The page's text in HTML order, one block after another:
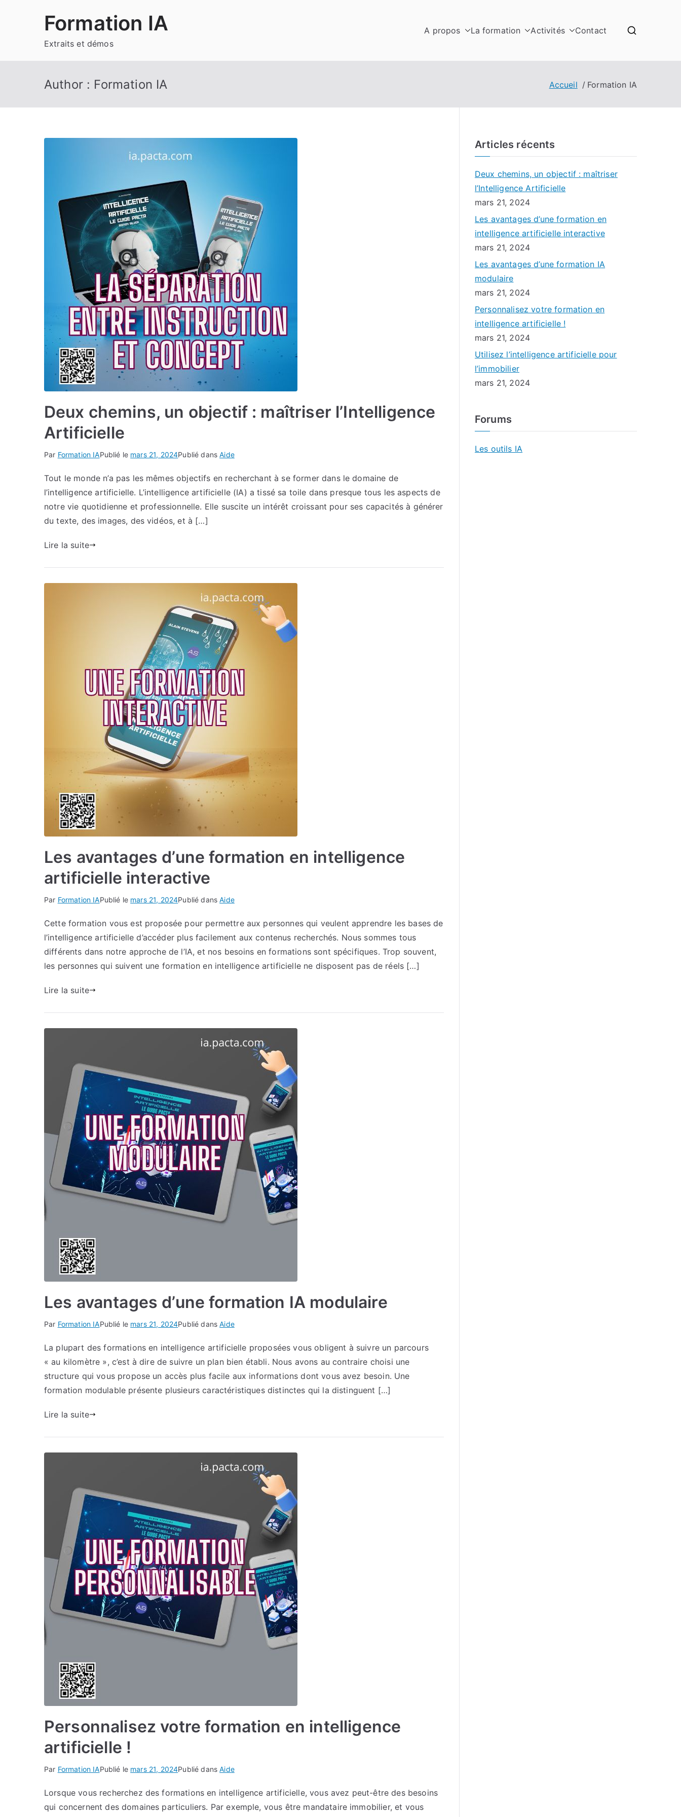
Formation IA
Extraits et démos
A propos La formation Activités Contact
Author : Formation IA Accueil Formation IA
Deux chemins, un objectif : maîtriser l’Intelligence
Artificielle
Par Formation IAPublié le mars 21, 2024Publié dansAide
Tout le monde n’a pas les mêmes objectifs en recherchant à se former dans le domaine de
l’intelligence artificielle. L’intelligence artificielle (IA) a tissé sa toile dans presque tous les aspects de
notre vie quotidienne et professionnelle. Elle suscite un intérêt croissant pour ses capacités à générer
du texte, des images, des vidéos, et à […]
Lire la suite
Les avantages d’une formation en intelligence
artificielle interactive
Par Formation IAPublié le mars 21, 2024Publié dansAide
Cette formation vous est proposée pour permettre aux personnes qui veulent apprendre les bases de
l’intelligence artificielle d’accéder plus facilement aux contenus recherchés. Nous sommes tous
différents dans notre approche de l’IA, et nos besoins en formations sont spécifiques. Trop souvent,
les personnes qui suivent une formation en intelligence artificielle ne disposent pas de réels […]
Lire la suite
Les avantages d’une formation IA modulaire
Par Formation IAPublié le mars 21, 2024Publié dansAide
La plupart des formations en intelligence artificielle proposées vous obligent à suivre un parcours
« au kilomètre », c’est à dire de suivre un plan bien établi. Nous avons au contraire choisi une
structure qui vous propose un accès plus facile aux informations dont vous avez besoin. Une
formation modulable présente plusieurs caractéristiques distinctes qui la distinguent […]
Lire la suite
Personnalisez votre formation en intelligence
artificielle !
Par Formation IAPublié le mars 21, 2024Publié dansAide
Lorsque vous recherchez des formations en intelligence artificielle, vous avez peut-être des besoins
qui concernent des domaines particuliers. Par exemple, vous être mandataire immobilier, et vous
Articles récents
Deux chemins, un objectif : maîtriser
l’Intelligence Artificielle
mars 21, 2024
Les avantages d’une formation en
intelligence artificielle interactive
mars 21, 2024
Les avantages d’une formation IA
modulaire
mars 21, 2024
Personnalisez votre formation en
intelligence artificielle !
mars 21, 2024
Utilisez l’intelligence artificielle pour
l’immobilier
mars 21, 2024
Forums
Les outils IA